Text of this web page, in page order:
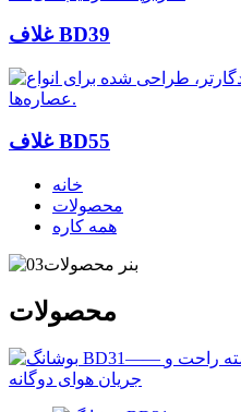
غلاف BD39
غلاف BD55
خانه
محصولات
همه کاره
محصولات